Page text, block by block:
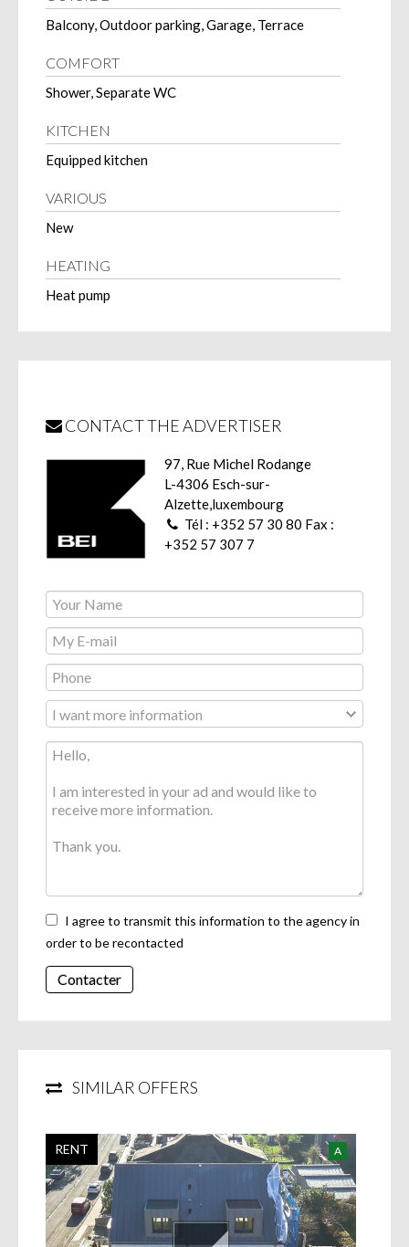
Balcony, Outdoor parking, Garage, Terrace
COMFORT
Shower, Separate WC
KITCHEN
Equipped kitchen
VARIOUS
New
HEATING
Heat pump
CONTACT THE ADVERTISER
97, Rue Michel Rodange
L-4306 Esch-sur-
Alzette,luxembourg
Tél : +352 57 30 80 Fax :
+352 57 307 7
I agree to transmit this information to the agency in
order to be recontacted
Contacter
SIMILAR OFFERS
A
RENT